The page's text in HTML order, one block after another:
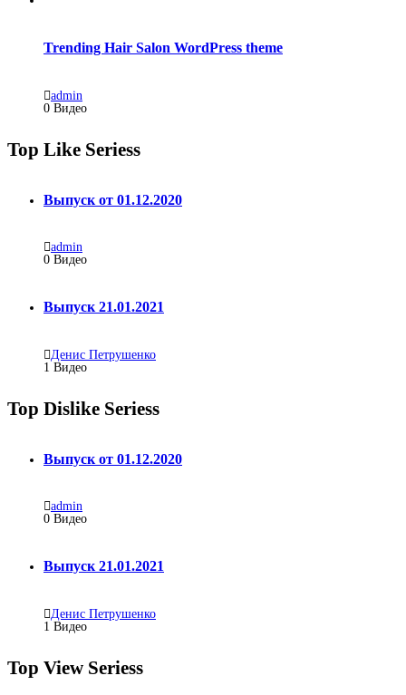
Trending Hair Salon WordPress theme
admin
0 Видео
Top Like Seriess
Выпуск от 01.12.2020
admin
0 Видео
Выпуск 21.01.2021
Денис Петрушенко
1 Видео
Top Dislike Seriess
Выпуск от 01.12.2020
admin
0 Видео
Выпуск 21.01.2021
Денис Петрушенко
1 Видео
Top View Seriess